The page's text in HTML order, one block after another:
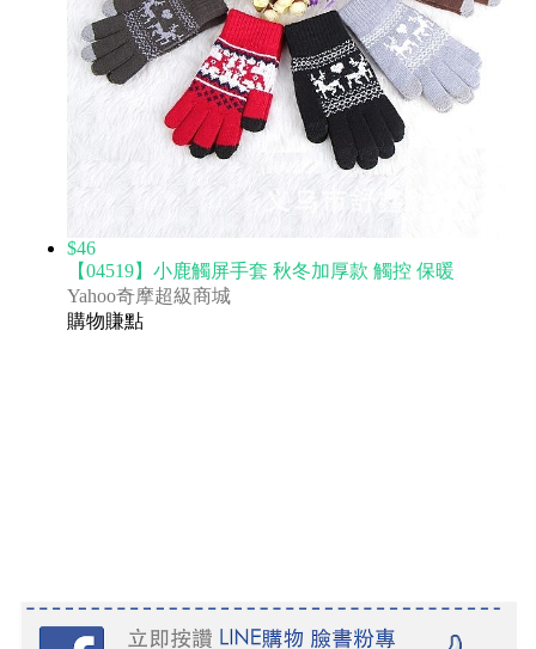
$46
【04519】小鹿觸屏手套 秋冬加厚款 觸控 保暖
Yahoo奇摩超級商城
購物賺點